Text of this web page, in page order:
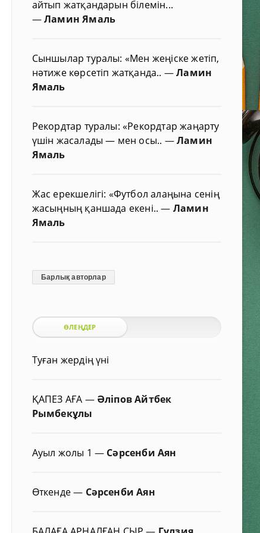
айтып жатқандарын білемін...
—Ламин Ямаль
Сыншылар туралы: «Мен жеңіске жетіп,
нәтиже көрсетіп жатқанда.. —Ламин
Ямаль
Рекордтар туралы: «Рекордтар жаңарту
үшін жасалады — мен осы.. —Ламин
Ямаль
Жас ерекшелігі: «Футбол алаңына сенің
жасыңның қаншада екені..— Ламин
Ямаль
Барлық авторлар
ӨЛЕҢДЕР
Туған жердің үні
ҚАПЕЗ АҒА — Әліпов Айтбек
Рымбекұлы
Ауыл жолы 1 — Сәрсенби Аян
Өткенде— Сәрсенби Аян